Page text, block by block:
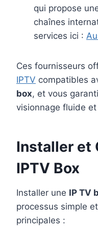
qui propose
chaînes
services ici :
Ces fournisseurs
IPTV compatibles
box, et vous
visionnage fluide
Installer et
IPTV Box
Installer une IP TV
processus simple
principales :